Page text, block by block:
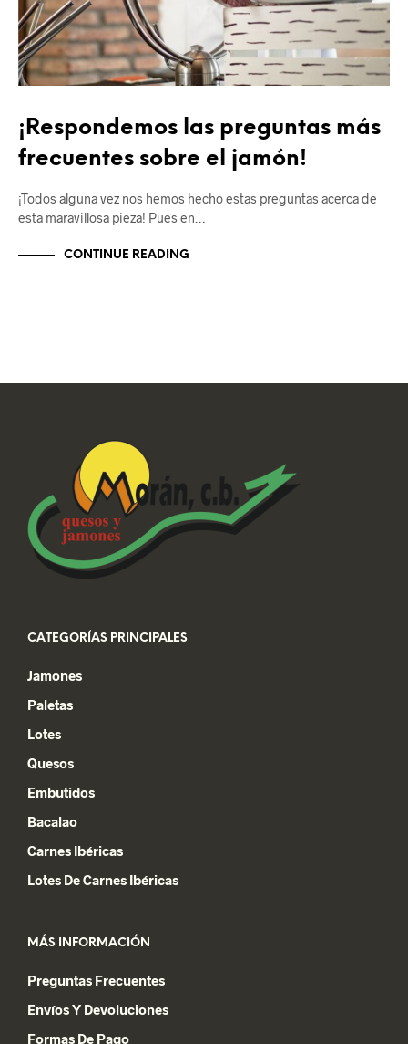
¡Respondemos las preguntas más
frecuentes sobre el jamón!
¡Todos alguna vez nos hemos hecho estas preguntas acerca de
esta maravillosa pieza! Pues en…
CONTINUE READING
CATEGORÍAS PRINCIPALES
Jamones
Paletas
Lotes
Quesos
Embutidos
Bacalao
Carnes Ibéricas
Lotes De Carnes Ibéricas
MÁS INFORMACIÓN
Preguntas Frecuentes
Envíos Y Devoluciones
Formas De Pago